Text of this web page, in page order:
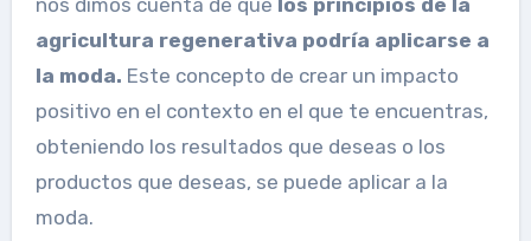
agricultura regenerativa podría aplicarse a
la moda. Este concepto de crear un impacto
positivo en el contexto en el que te encuentras,
obteniendo los resultados que deseas o los
productos que deseas, se puede aplicar a la
moda.